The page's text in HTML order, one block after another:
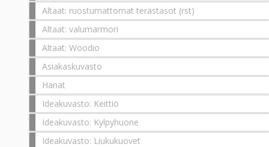
Altaat: ruostumattomat terästasot (rst)
Altaat: valumarmori
Altaat: Woodio
Asiakaskuvasto
Hanat
Ideakuvasto: Keittiö
Ideakuvasto: Kylpyhuone
Ideakuvasto: Liukukuovet